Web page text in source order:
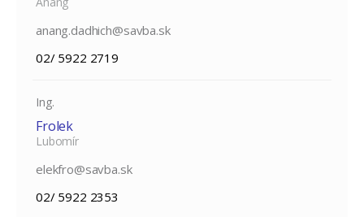
anang.dadhich@savba.sk
02/ 5922 2719
Ing.
Frolek
Lubomír
elekfro@savba.sk
02/ 5922 2353